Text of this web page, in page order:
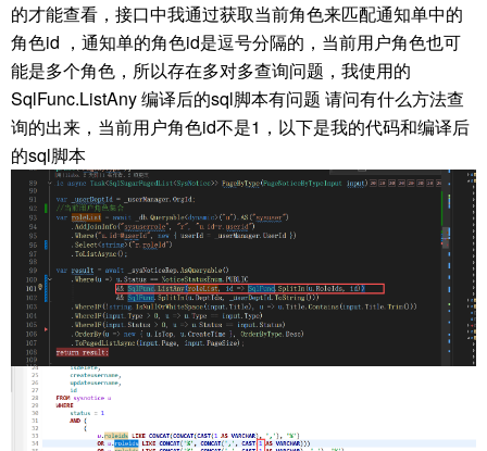
的才能查看，接口中我通过获取当前角色来匹配通知单中的
角色id ，通知单的角色id是逗号分隔的，当前用户角色也可
能是多个角色，所以存在多对多查询问题，我使用的
SqlFunc.ListAny 编译后的sql脚本有问题 请问有什么方法查
询的出来，当前用户角色id不是1，以下是我的代码和编译后
的sql脚本